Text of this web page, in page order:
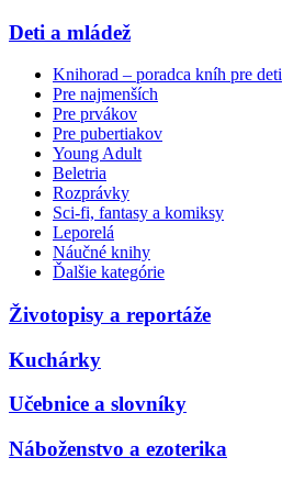
Deti a mládež
Knihorad – poradca kníh pre deti
Pre najmenších
Pre prvákov
Pre pubertiakov
Young Adult
Beletria
Rozprávky
Sci-fi, fantasy a komiksy
Leporelá
Náučné knihy
Ďalšie kategórie
Životopisy a reportáže
Kuchárky
Učebnice a slovníky
Náboženstvo a ezoterika